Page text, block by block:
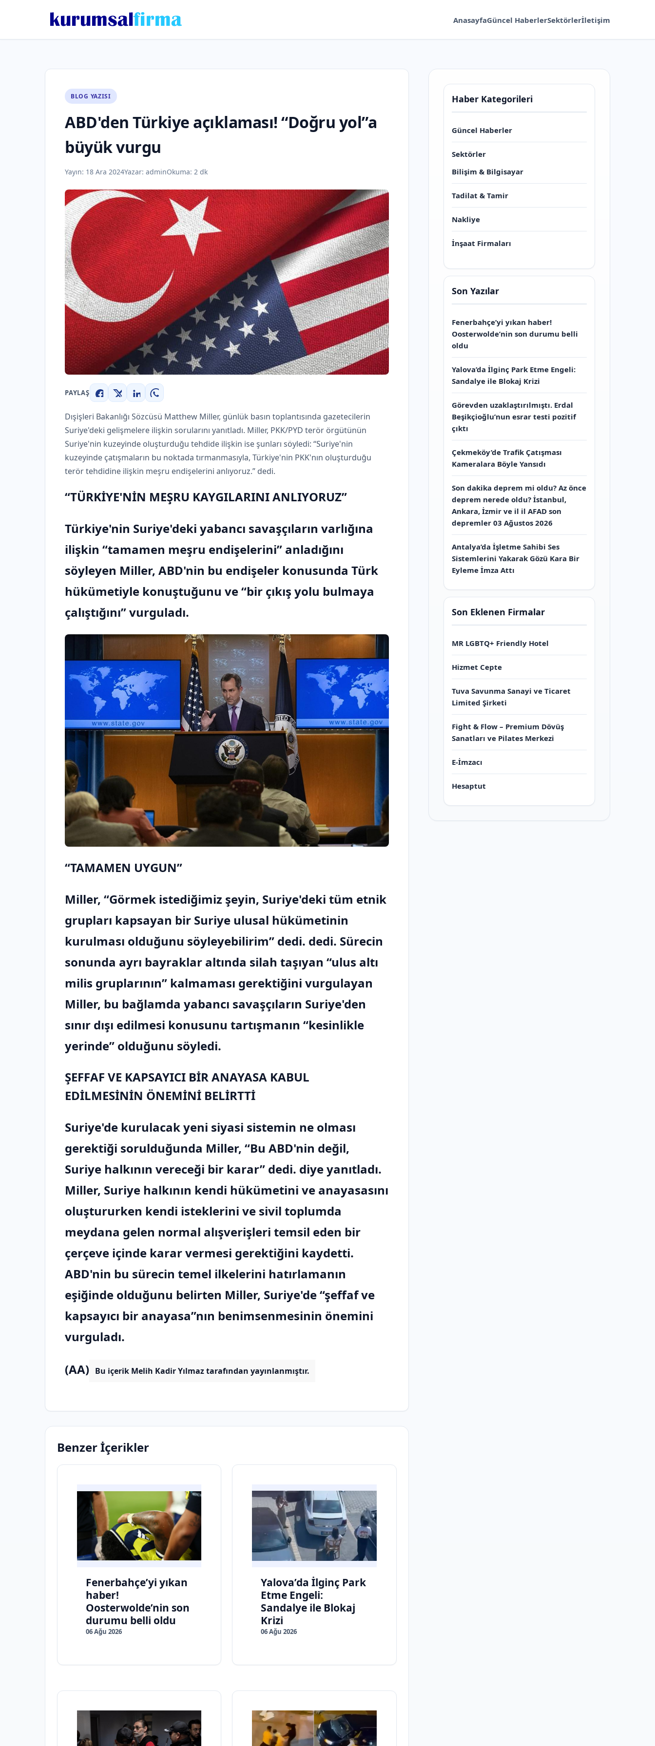
AnasayfaGüncel HaberlerSektörlerİletişim
BLOG YAZISI
ABD'den Türkiye açıklaması! “Doğru yol”a
büyük vurgu
Yayın: 18 Ara 2024Yazar: adminOkuma: 2 dk
PAYLAŞ
Facebook
X LinkedInWhatsApp
Dışişleri Bakanlığı Sözcüsü Matthew Miller, günlük basın toplantısında gazetecilerin
Suriye'deki gelişmelere ilişkin sorularını yanıtladı. Miller, PKK/PYD terör örgütünün
Suriye'nin kuzeyinde oluşturduğu tehdide ilişkin ise şunları söyledi: “Suriye'nin
kuzeyinde çatışmaların bu noktada tırmanmasıyla, Türkiye'nin PKK'nın oluşturduğu
terör tehdidine ilişkin meşru endişelerini anlıyoruz.” dedi.
“TÜRKİYE'NİN MEŞRU KAYGILARINI ANLIYORUZ”
Türkiye'nin Suriye'deki yabancı savaşçıların varlığına
ilişkin “tamamen meşru endişelerini” anladığını
söyleyen Miller, ABD'nin bu endişeler konusunda Türk
hükümetiyle konuştuğunu ve “bir çıkış yolu bulmaya
çalıştığını” vurguladı.
“TAMAMEN UYGUN”
Miller, “Görmek istediğimiz şeyin, Suriye'deki tüm etnik
grupları kapsayan bir Suriye ulusal hükümetinin
kurulması olduğunu söyleyebilirim” dedi. dedi. Sürecin
sonunda ayrı bayraklar altında silah taşıyan “ulus altı
milis gruplarının” kalmaması gerektiğini vurgulayan
Miller, bu bağlamda yabancı savaşçıların Suriye'den
sınır dışı edilmesi konusunu tartışmanın “kesinlikle
yerinde” olduğunu söyledi.
ŞEFFAF VE KAPSAYICI BİR ANAYASA KABUL
EDİLMESİNİN ÖNEMİNİ BELİRTTİ
Suriye'de kurulacak yeni siyasi sistemin ne olması
gerektiği sorulduğunda Miller, “Bu ABD'nin değil,
Suriye halkının vereceği bir karar” dedi. diye yanıtladı.
Miller, Suriye halkının kendi hükümetini ve anayasasını
oluştururken kendi isteklerini ve sivil toplumda
meydana gelen normal alışverişleri temsil eden bir
çerçeve içinde karar vermesi gerektiğini kaydetti.
ABD'nin bu sürecin temel ilkelerini hatırlamanın
eşiğinde olduğunu belirten Miller, Suriye'de “şeffaf ve
kapsayıcı bir anayasa”nın benimsenmesinin önemini
vurguladı.
(AA) Bu içerik Melih Kadir Yılmaz tarafından yayınlanmıştır.
Benzer İçerikler
Fenerbahçe’yi yıkan
haber!
Oosterwolde’nin son
durumu belli oldu
06 Ağu 2026
Yalova’da İlginç Park
Etme Engeli:
Sandalye ile Blokaj
Krizi
06 Ağu 2026
Haber Kategorileri
Güncel Haberler
Sektörler
Bilişim & Bilgisayar
Tadilat & Tamir
Nakliye
İnşaat Firmaları
Son Yazılar
Fenerbahçe’yi yıkan haber!
Oosterwolde’nin son durumu belli
oldu
Yalova’da İlginç Park Etme Engeli:
Sandalye ile Blokaj Krizi
Görevden uzaklaştırılmıştı. Erdal
Beşikçioğlu’nun esrar testi pozitif
çıktı
Çekmeköy’de Trafik Çatışması
Kameralara Böyle Yansıdı
Son dakika deprem mi oldu? Az önce
deprem nerede oldu? İstanbul,
Ankara, İzmir ve il il AFAD son
depremler 03 Ağustos 2026
Antalya’da İşletme Sahibi Ses
Sistemlerini Yakarak Gözü Kara Bir
Eyleme İmza Attı
Son Eklenen Firmalar
MR LGBTQ+ Friendly Hotel
Hizmet Cepte
Tuva Savunma Sanayi ve Ticaret
Limited Şirketi
Fight & Flow – Premium Dövüş
Sanatları ve Pilates Merkezi
E-İmzacı
Hesaptut